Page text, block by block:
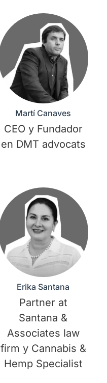
Martí Canaves
CEO y Fundador
en DMT advocats
Erika Santana
Partner at
Santana &
Associates law
firm y Cannabis &
Hemp Specialist